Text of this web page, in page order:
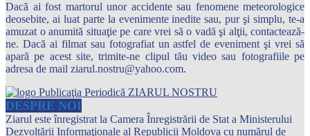
Dacă ai fost martorul unor accidente sau fenomene meteorologice
deosebite, ai luat parte la evenimente inedite sau, pur şi simplu, te-a
amuzat o anumită situaţie pe care vrei să o vadă şi alţii, contactează-
ne. Dacă ai filmat sau fotografiat un astfel de eveniment şi vrei să
apară pe acest site, trimite-ne clipul tău video sau fotografiile pe
adresa de mail ziarul.nostru@yahoo.com.
DESPRE NOI
Ziarul este înregistrat la Camera Înregistrării de Stat a Ministerului
Dezvoltării Informaţionale al Republicii Moldova cu numărul de